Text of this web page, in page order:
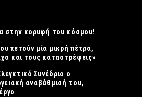
στην κορυφή του κόσμου!
πετούν μία μικρή πέτρα,
και τους καταστρέφεις»
Συνέδριο ο
αναβάθμισή του,